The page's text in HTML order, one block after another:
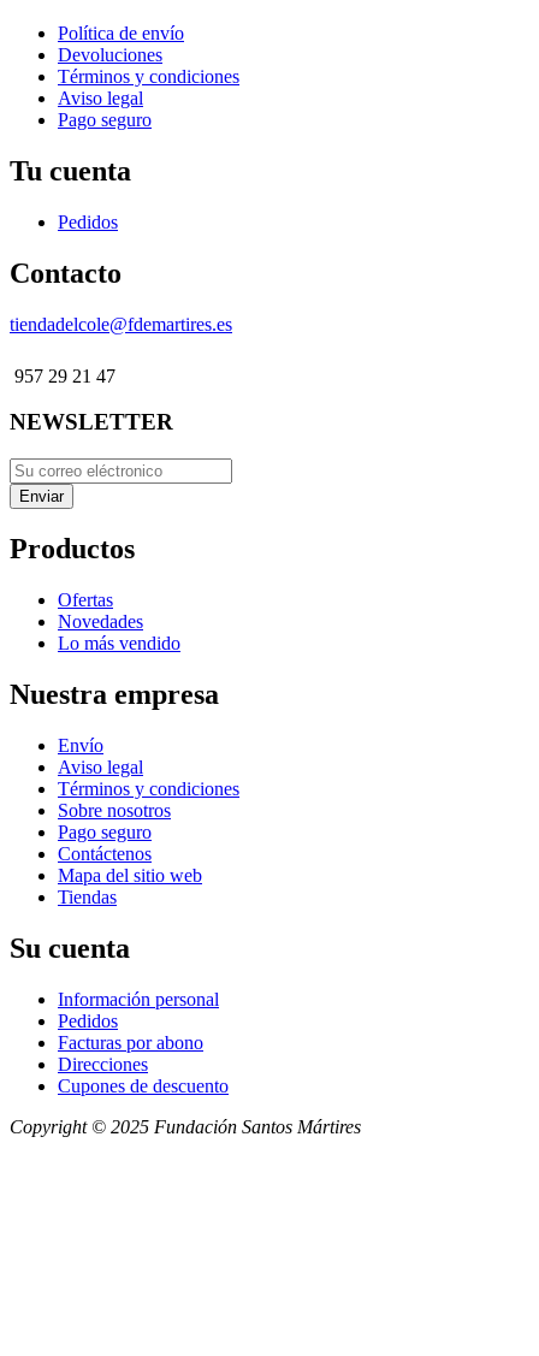
Política de envío
Devoluciones
Términos y condiciones
Aviso legal
Pago seguro
Tu cuenta
Pedidos
Contacto
tiendadelcole@fdemartires.es
957 29 21 47
NEWSLETTER
Productos
Ofertas
Novedades
Lo más vendido
Nuestra empresa
Envío
Aviso legal
Términos y condiciones
Sobre nosotros
Pago seguro
Contáctenos
Mapa del sitio web
Tiendas
Su cuenta
Información personal
Pedidos
Facturas por abono
Direcciones
Cupones de descuento
Copyright © 2025 Fundación Santos Mártires